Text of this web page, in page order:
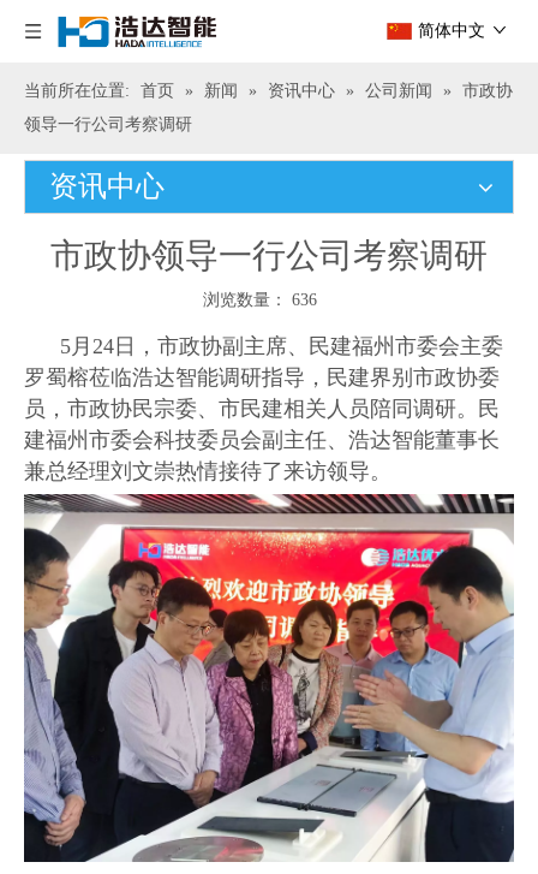
简体中文
当前所在位置: 首页 » 新闻 » 资讯中心 » 公司新闻 »
市政协
领导一行公司考察调研
资讯中心
市政协领导一行公司考察调研
浏览数量： 636
["wechat","weibo","qzone","douban","email"]
5月24日，市政协副主席、民建福州市委会主委
罗蜀榕莅临浩达智能调研指导，民建界别市政协委
员，市政协民宗委、市民建相关人员陪同调研。民
建福州市委会科技委员会副主任、浩达智能董事长
兼总经理刘文崇热情接待了来访领导。